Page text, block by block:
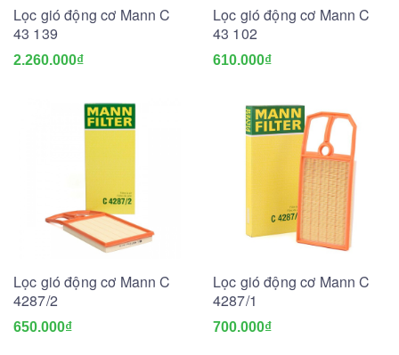
Lọc gió động cơ Mann C
43 139
2.260.000₫
Lọc gió động cơ Mann C
43 102
610.000₫
Lọc gió động cơ Mann C
4287/2
650.000₫
Lọc gió động cơ Mann C
4287/1
700.000₫